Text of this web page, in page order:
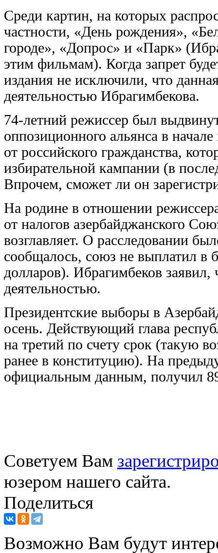
Среди картин, на которых
частности, «День рождения»,
городе», «Допрос» и «Парк»
этим фильмам). Когда запрет
издания не исключили, что
деятельностью Ибрагимбекова.
74-летний режиссер был
оппозиционного альянса в
от российского гражданства,
избирательной кампании (в
Впрочем, сможет ли он
На родине в отношении
от налогов азербайджанского
возглавляет. О расследовании
сообщалось, союз не выплатил в
долларов). Ибрагимбеков заявил,
деятельностью.
Президентские выборы в
осень. Действующий глава
на третий по счету срок (такую
ранее в конституцию). На
официальным данным, получил
Советуем Вам
юзером нашего сайта.
Поделиться
Возможно Вам будут